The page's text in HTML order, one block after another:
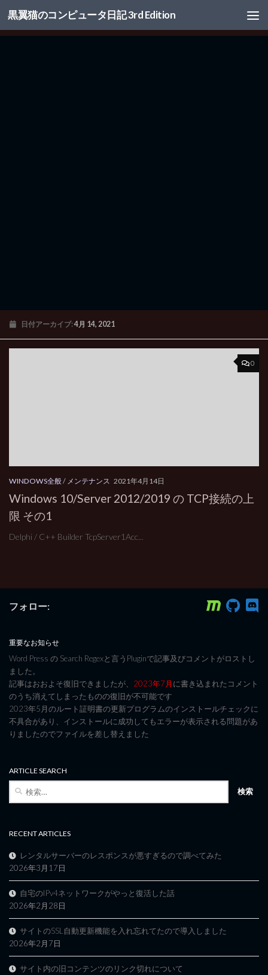
コンテンツへスキップ
黒翼猫のコンピュータ日記 3rd Edition
日付アーカイブ:4月 14, 2021
0
WINDOWS全般/ メンテナンス 2021年4月14日
Windows 10/Server 2012/2019 の TCP接続の上
限 その1
Delphi / C++ Builder TcpServer1Acc...
フォロー:
重要なお知らせ
Word Press の Search Regexと言うPluginで記事及びコメントがロストし
ました。
記事はおおよそ復旧できましたが、 2023年7月に書き込まれたコメント
のうち消えてしまったものの復旧が不可能です
2023年5月のルート証明書の更新プログラムのインストールチェックに
不具合があり、インストールに成功してもエラーが表示される問題があ
りましたのでファイルを差し替えました
ARTICLE SEARCH
RECENT ARTICLES
レンタルサーバーのレスポンスが悪すぎるので調べてみた
2026年3月17日
自宅のIPv4ネットワークがやっと復活した話
2026年2月28日
サイトのSSL自動更新機能を入れ忘れてたので導入しました
2026年2月7日
サイト内の旧コンテンツのリンク切れについて